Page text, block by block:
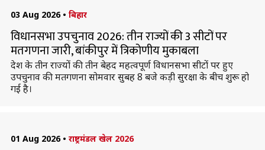
03 Aug 2026 • बिहार
विधानसभा उपचुनाव 2026: तीन राज्यों की 3 सीटों पर
मतगणना जारी, बांकीपुर में त्रिकोणीय मुकाबला
देश के तीन राज्यों की तीन बेहद महत्वपूर्ण विधानसभा सीटों पर हुए
उपचुनाव की मतगणना सोमवार सुबह 8 बजे कड़ी सुरक्षा के बीच शुरू हो
गई है।
01 Aug 2026 • राष्ट्रमंडल खेल 2026